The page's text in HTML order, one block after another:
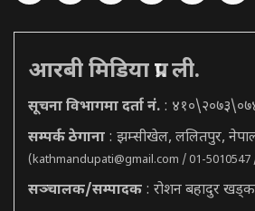
आरबी मिडिया प्रा. ली.
सूचना विभागमा दर्ता नं. :
सम्पर्क ठेगाना : झम्सीखेल, ललितपुर,
(kathmandupati@gmail.com / 01-5010547
सञ्चालक/सम्पादक : रोशन बहादुर